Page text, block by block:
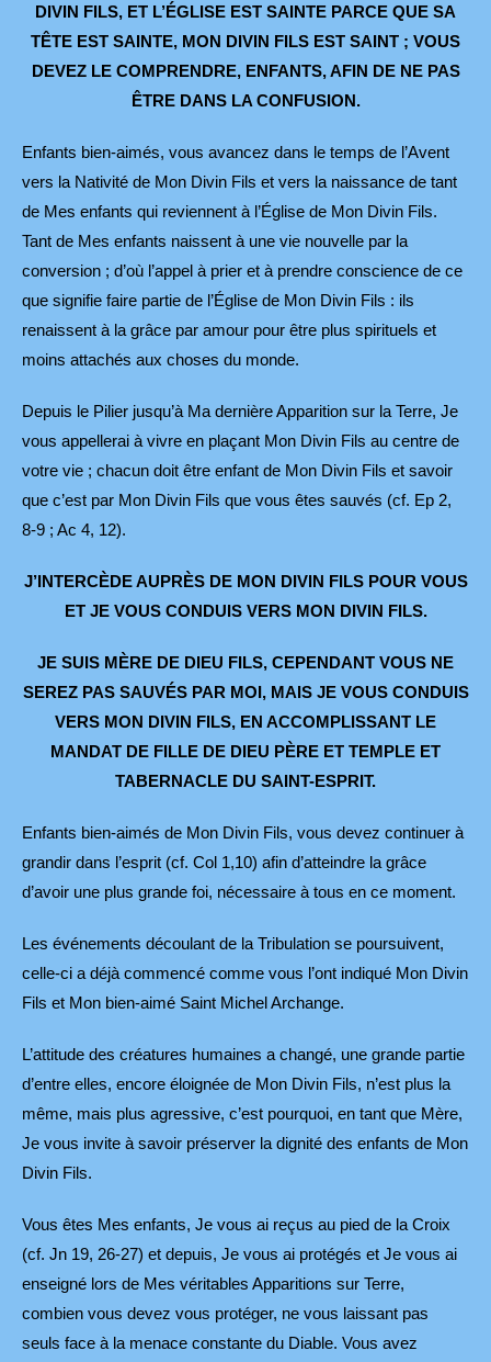
DIVIN FILS, ET L’ÉGLISE EST SAINTE PARCE QUE SA
TÊTE EST SAINTE, MON DIVIN FILS EST SAINT ; VOUS
DEVEZ LE COMPRENDRE, ENFANTS, AFIN DE NE PAS
ÊTRE DANS LA CONFUSION.
Enfants bien-aimés, vous avancez dans le temps de l’Avent
vers la Nativité de Mon Divin Fils et vers la naissance de tant
de Mes enfants qui reviennent à l’Église de Mon Divin Fils.
Tant de Mes enfants naissent à une vie nouvelle par la
conversion ; d’où l’appel à prier et à prendre conscience de ce
que signifie faire partie de l’Église de Mon Divin Fils : ils
renaissent à la grâce par amour pour être plus spirituels et
moins attachés aux choses du monde.
Depuis le Pilier jusqu’à Ma dernière Apparition sur la Terre, Je
vous appellerai à vivre en plaçant Mon Divin Fils au centre de
votre vie ; chacun doit être enfant de Mon Divin Fils et savoir
que c’est par Mon Divin Fils que vous êtes sauvés (cf. Ep 2,
8-9 ; Ac 4, 12).
J’INTERCÈDE AUPRÈS DE MON DIVIN FILS POUR VOUS
ET JE VOUS CONDUIS VERS MON DIVIN FILS.
JE SUIS MÈRE DE DIEU FILS, CEPENDANT VOUS NE
SEREZ PAS SAUVÉS PAR MOI, MAIS JE VOUS CONDUIS
VERS MON DIVIN FILS, EN ACCOMPLISSANT LE
MANDAT DE FILLE DE DIEU PÈRE ET TEMPLE ET
TABERNACLE DU SAINT-ESPRIT.
Enfants bien-aimés de Mon Divin Fils, vous devez continuer à
grandir dans l’esprit (cf. Col 1,10) afin d’atteindre la grâce
d’avoir une plus grande foi, nécessaire à tous en ce moment.
Les événements découlant de la Tribulation se poursuivent,
celle-ci a déjà commencé comme vous l’ont indiqué Mon Divin
Fils et Mon bien-aimé Saint Michel Archange.
L’attitude des créatures humaines a changé, une grande partie
d’entre elles, encore éloignée de Mon Divin Fils, n’est plus la
même, mais plus agressive, c’est pourquoi, en tant que Mère,
Je vous invite à savoir préserver la dignité des enfants de Mon
Divin Fils.
Vous êtes Mes enfants, Je vous ai reçus au pied de la Croix
(cf. Jn 19, 26-27) et depuis, Je vous ai protégés et Je vous ai
enseigné lors de Mes véritables Apparitions sur Terre,
combien vous devez vous protéger, ne vous laissant pas
seuls face à la menace constante du Diable. Vous avez